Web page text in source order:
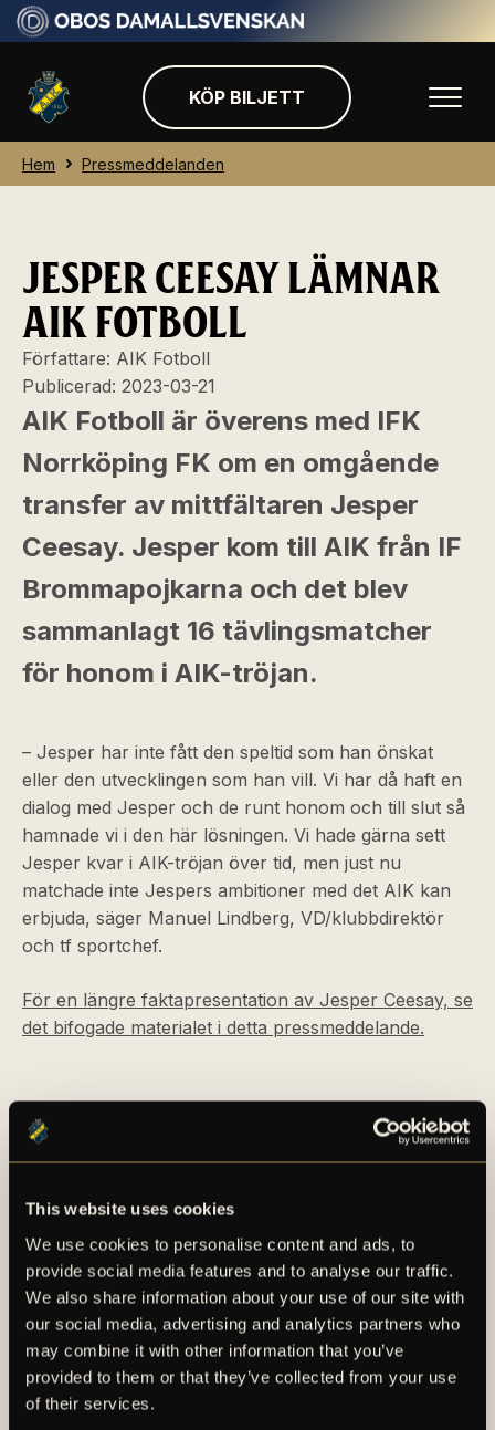
This website uses cookies
We use cookies to personalise content and ads, to
provide social media features and to analyse our traffic.
We also share information about your use of our site with
our social media, advertising and analytics partners who
may combine it with other information that you’ve
provided to them or that they’ve collected from your use
of their services.
KÖP BILJETT
Hem Pressmeddelanden
JESPER CEESAY LÄMNAR
AIK FOTBOLL
Författare: AIK Fotboll
Publicerad: 2023-03-21
AIK Fotboll är överens med IFK
Norrköping FK om en omgående
transfer av mittfältaren Jesper
Ceesay. Jesper kom till AIK från IF
Brommapojkarna och det blev
sammanlagt 16 tävlingsmatcher
för honom i AIK-tröjan.
– Jesper har inte fått den speltid som han önskat
eller den utvecklingen som han vill. Vi har då haft en
dialog med Jesper och de runt honom och till slut så
hamnade vi i den här lösningen. Vi hade gärna sett
Jesper kvar i AIK-tröjan över tid, men just nu
matchade inte Jespers ambitioner med det AIK kan
erbjuda, säger Manuel Lindberg, VD/klubbdirektör
och tf sportchef.
För en längre faktapresentation av Jesper Ceesay, se
det bifogade materialet i detta pressmeddelande.
AIK – SEDAN 1891
AIK Fotboll AB bedriver AIK Fotbollsförenings
elitfotbollsverksamhet genom ett herrlag och ett
damlag. Herrlaget spelar i Allsvenskan och damlaget
spelar i OBOS Damallsvenskan. AIK Fotboll AB är